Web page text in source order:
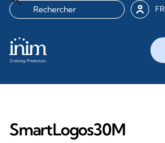
FR
SmartLogos30M